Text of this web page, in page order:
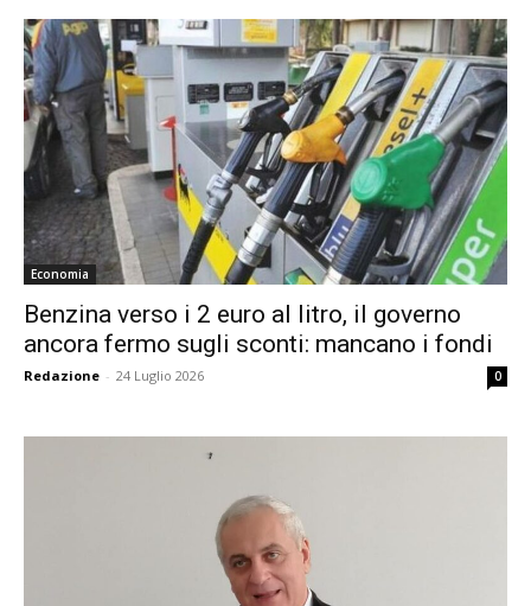
Economia
Benzina verso i 2 euro al litro, il governo
ancora fermo sugli sconti: mancano i fondi
Redazione - 24 Luglio 2026 0